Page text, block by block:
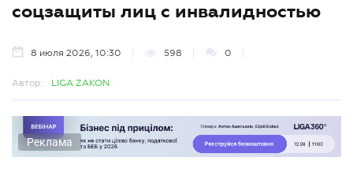
соцзащиты лиц с инвалидностью
8 июля 2026, 10:30 598 0
Автор: LIGA ZAKON
Реклама